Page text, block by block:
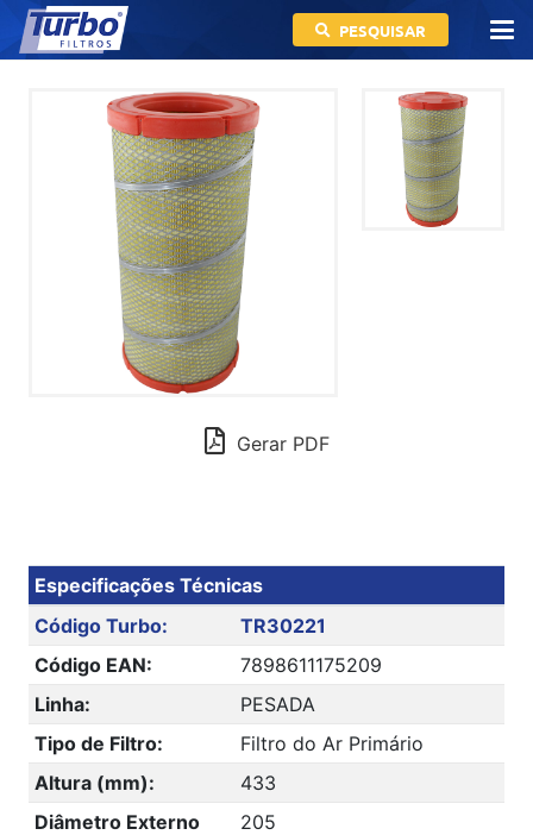
PESQUISAR
Gerar PDF
Especificações Técnicas
Código Turbo:
TR30221
Código EAN:
7898611175209
Linha:
PESADA
Tipo de Filtro:
Filtro do Ar Primário
Altura (mm):
433
Diâmetro Externo
205